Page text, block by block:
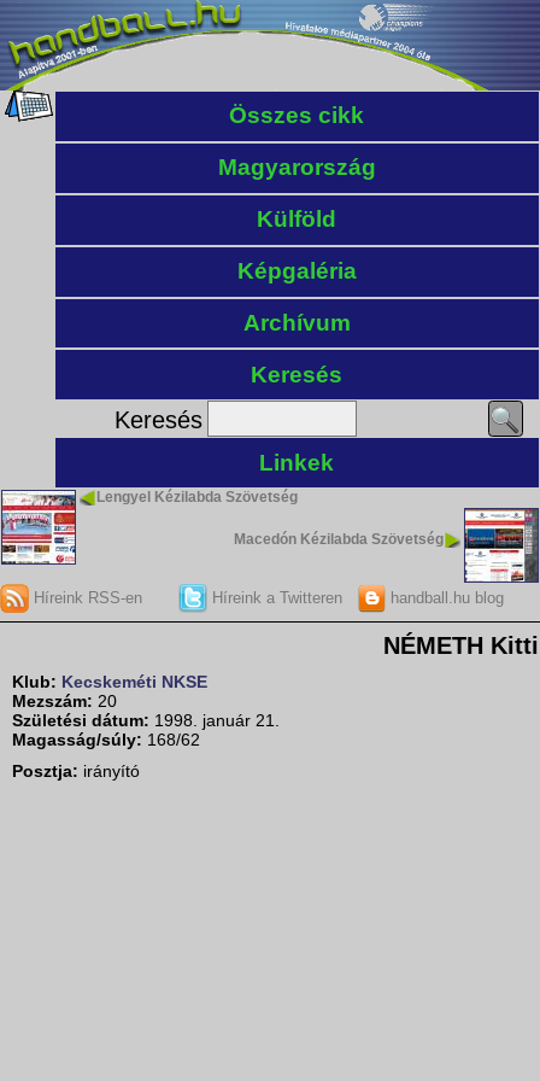
Összes cikk
Magyarország
Külföld
Képgaléria
Archívum
Keresés
Keresés
Linkek
Lengyel Kézilabda Szövetség
Macedón Kézilabda Szövetség
Híreink RSS-en Híreink a Twitteren handball.hu blog
NÉMETH Kitti
Klub: Kecskeméti NKSE
Mezszám: 20
Születési dátum: 1998. január 21.
Magasság/súly: 168/62
Posztja: irányító